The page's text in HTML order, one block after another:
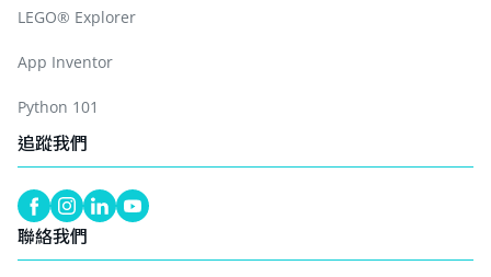
LEGO® Explorer
App Inventor
Python 101
追蹤我們
聯絡我們